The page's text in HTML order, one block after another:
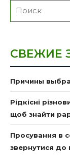
Search
СВЕЖИЕ
Причины
Рідкісні
щоб знайти
Просування в
звернутися до